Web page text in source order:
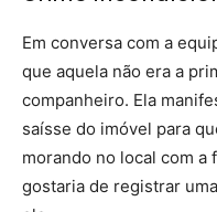
Em conversa com a
que aquela não era a
companheiro. Ela
saísse do imóvel para
morando no local com a
gostaria de registrar